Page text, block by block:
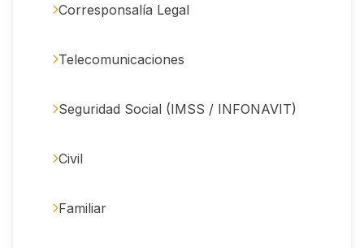
Corresponsalía Legal
Telecomunicaciones
Seguridad Social (IMSS / INFONAVIT)
Civil
Familiar